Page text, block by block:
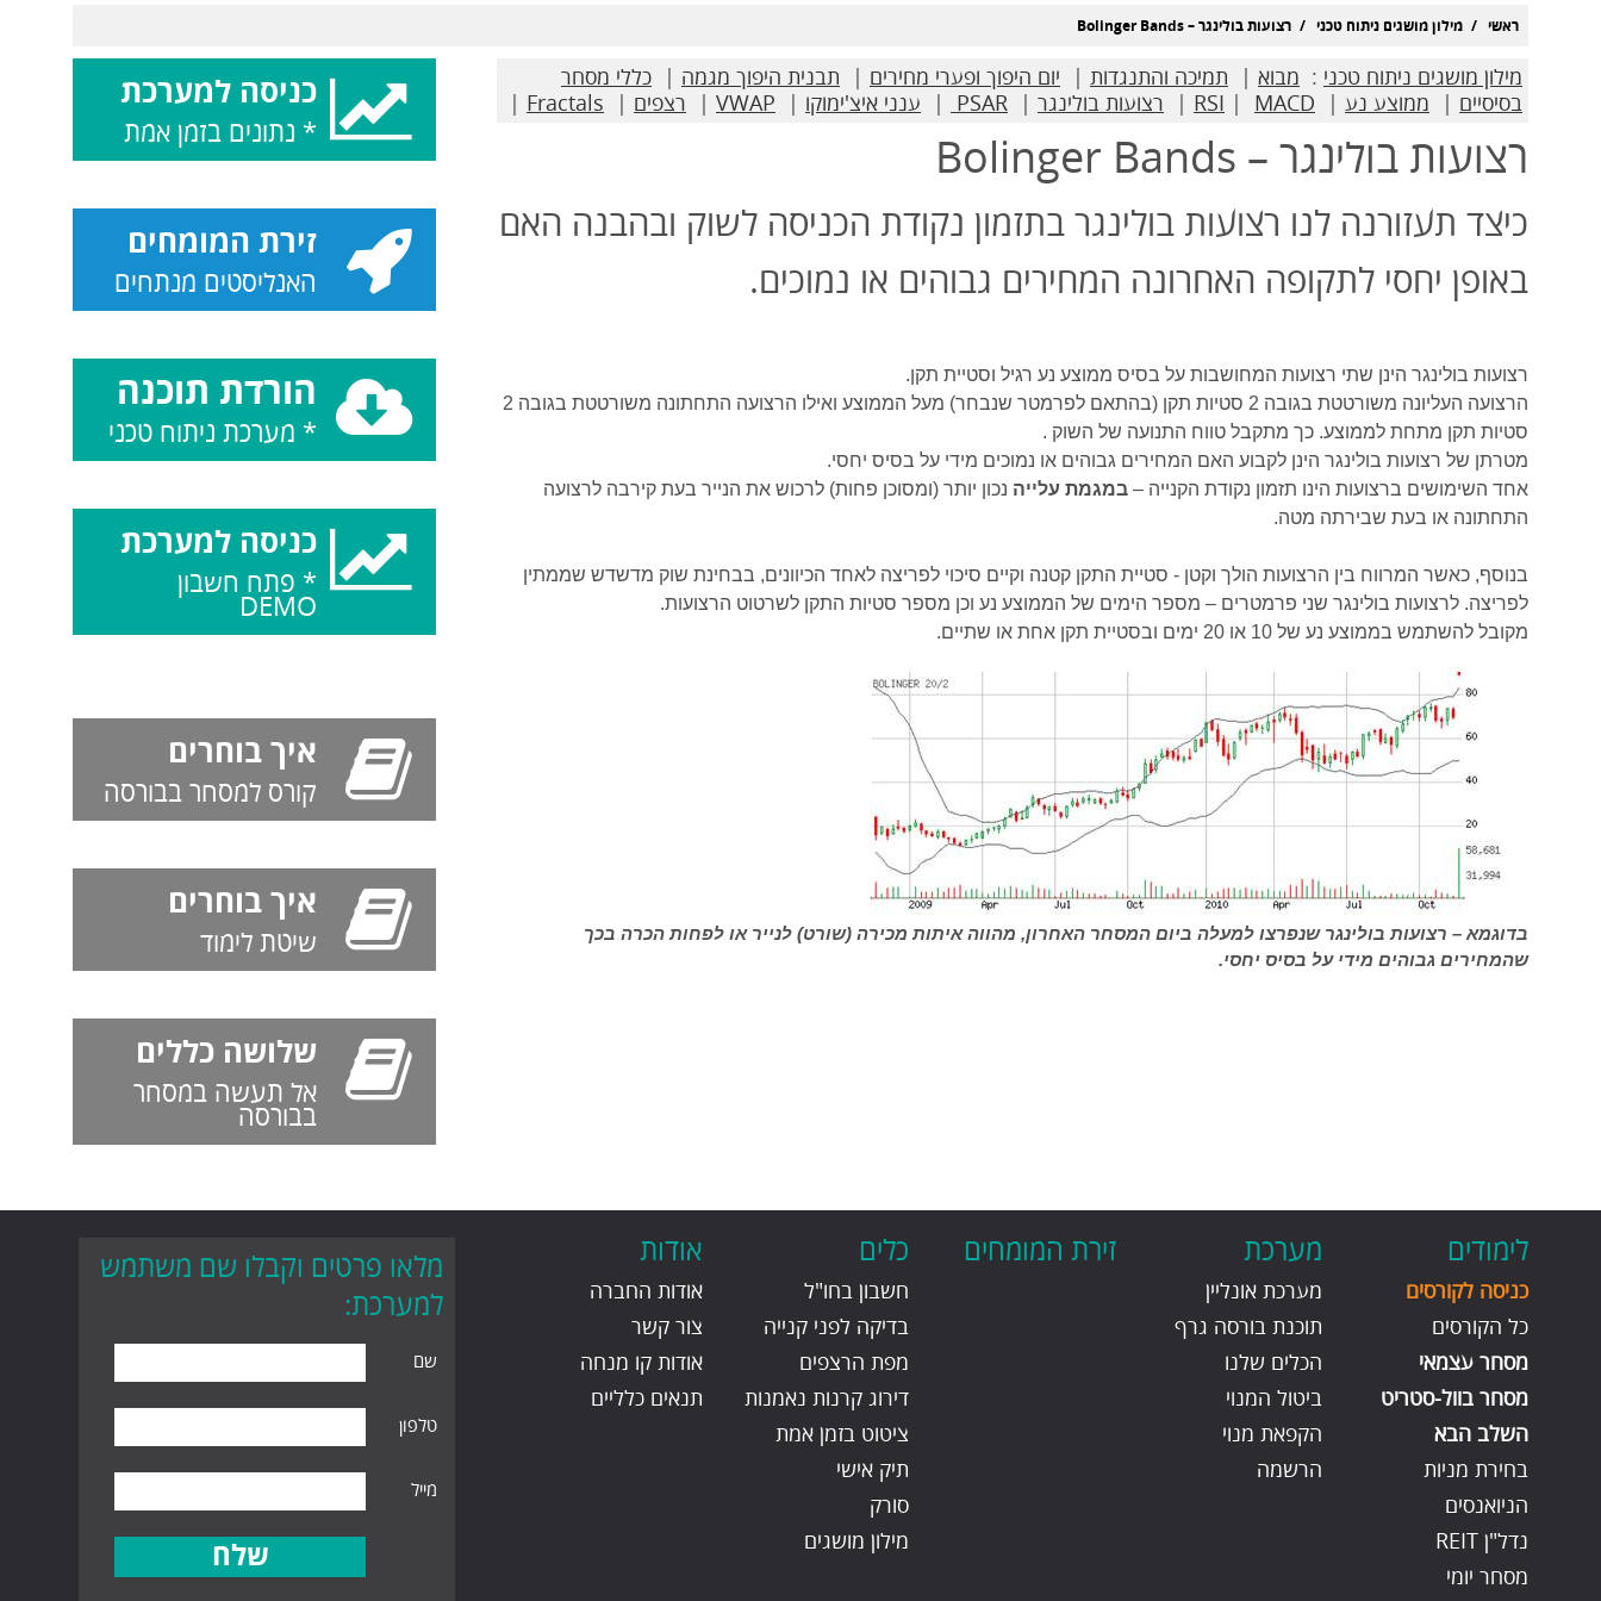
ראשי מילון מושגים ניתוח טכני רצועות בולינגר – Bolinger Bands
מילון מושגים ניתוח טכני : מבוא תמיכה והתנגדות יום היפוך ופערי מחירים תבנית היפוך מגמה
כללי מסחר
בסיסיים
ממוצע נע RSI MACD רצועות בולינגר PSAR ענני איצ'ימוקו VWAP רצפים Fractals
רצועות בולינגר – Bolinger Bands
כיצד תעזורנה לנו רצועות בולינגר בתזמון נקודת הכניסה לשוק ובהבנה האם
באופן יחסי לתקופה האחרונה המחירים גבוהים או נמוכים.
רצועות בולינגר הינן שתי רצועות המחושבות על בסיס ממוצע נע רגיל וסטיית תקן.
הרצועה העליונה משורטטת בגובה 2 סטיות תקן (בהתאם לפרמטר שנבחר) מעל הממוצע ואילו הרצועה התחתונה משורטטת בגובה 2
סטיות תקן מתחת לממוצע. כך מתקבל טווח התנועה של השוק .
מטרתן של רצועות בולינגר הינן לקבוע האם המחירים גבוהים או נמוכים מידי על בסיס יחסי.
אחד השימושים ברצועות הינו תזמון נקודת הקנייה – במגמת עלייה נכון יותר (ומסוכן פחות) לרכוש את הנייר בעת קירבה לרצועה
התחתונה או בעת שבירתה מטה.
בנוסף, כאשר המרווח בין הרצועות הולך וקטן - סטיית התקן קטנה וקיים סיכוי לפריצה לאחד הכיוונים, בבחינת שוק מדשדש שממתין
לפריצה. לרצועות בולינגר שני פרמטרים – מספר הימים של הממוצע נע וכן מספר סטיות התקן לשרטוט הרצועות.
מקובל להשתמש בממוצע נע של 10 או 20 ימים ובסטיית תקן אחת או שתיים.
בדוגמא – רצועות בולינגר שנפרצו למעלה ביום המסחר האחרון, מהווה איתות מכירה (שורט) לנייר או לפחות הכרה בכך
שהמחירים גבוהים מידי על בסיס יחסי.
כניסה למערכת
* נתונים בזמן אמת
זירת המומחים
האנליסטים מנתחים
הורדת תוכנה
* מערכת ניתוח טכני
כניסה למערכת
* פתח חשבון
DEMO
איך בוחרים
קורס למסחר בבורסה
איך בוחרים
שיטת לימוד
שלושה כללים
אל תעשה במסחר
בבורסה
לימודים
כניסה לקורסים
כל הקורסים
מסחר עצמאי
מסחר בוול-סטריט
השלב הבא
בחירת מניות
הניואנסים
נדל"ן REIT
מסחר יומי
מערכת
מערכת אונליין
תוכנת בורסה גרף
הכלים שלנו
ביטול המנוי
הקפאת מנוי
הרשמה
זירת המומחים כלים
חשבון בחו"ל
בדיקה לפני קנייה
מפת הרצפים
דירוג קרנות נאמנות
ציטוט בזמן אמת
תיק אישי
סורק
מילון מושגים
אודות
אודות החברה
צור קשר
אודות קו מנחה
תנאים כלליים
מלאו פרטים וקבלו שם משתמש
למערכת:
שם
טלפון
מייל